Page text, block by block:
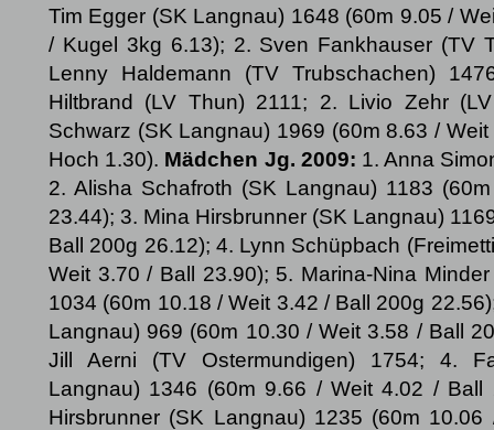
Tim Egger (SK Langnau) 1648 (60m 9.05 /
/ Kugel 3kg 6.13); 2. Sven Fankhauser (TV
Lenny Haldemann (TV Trubschachen)
Hiltbrand (LV Thun) 2111; 2. Livio Zehr
Schwarz (SK Langnau) 1969 (60m 8.63 /
Hoch 1.30). Mädchen Jg. 2009: 1. Anna
2. Alisha Schafroth (SK Langnau) 1183
23.44); 3. Mina Hirsbrunner (SK Langnau)
Ball 200g 26.12); 4. Lynn Schüpbach
Weit 3.70 / Ball 23.90); 5. Marina-Nina
1034 (60m 10.18 / Weit 3.42 / Ball 200g
Langnau) 969 (60m 10.30 / Weit 3.58 / Ball
Jill Aerni (TV Ostermundigen) 1754; 4.
Langnau) 1346 (60m 9.66 / Weit 4.02 / Ball
Hirsbrunner (SK Langnau) 1235 (60m